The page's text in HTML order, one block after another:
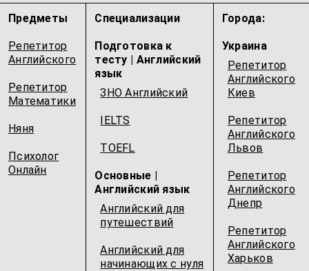
Предметы
Репетитор
Английского
Репетитор
Математики
Няня
Психолог
Онлайн
Специализации
Подготовка к
тесту | Английский
язык
ЗНО Английский
IELTS
TOEFL
Основные |
Английский язык
Английский для
путешествий
Английский для
начинающих с нуля
Города:
Украина
Репетитор
Английского
Киев
Репетитор
Английского
Львов
Репетитор
Английского
Днепр
Репетитор
Английского
Харьков